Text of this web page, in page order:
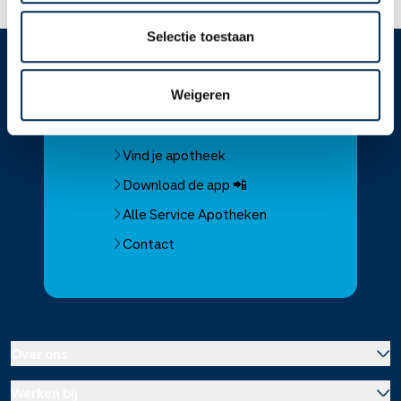
Selectie toestaan
Weigeren
ServiceApotheek
Service Apotheek home
Vind je apotheek
Download de app 📲
Alle Service Apotheken
Contact